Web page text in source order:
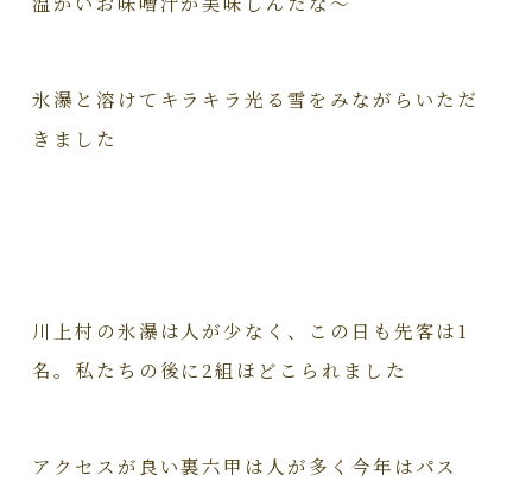
氷瀑と溶けてキラキラ光る雪をみながらいただ
きました
川上村の氷瀑は人が少なく、この日も先客は1
名。私たちの後に2組ほどこられました
アクセスが良い裏六甲は人が多く今年はパス